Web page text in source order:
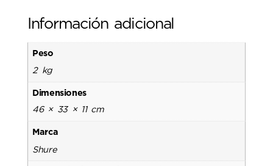
Información adicional
Peso
2 kg
Dimensiones
46 × 33 × 11 cm
Marca
Shure